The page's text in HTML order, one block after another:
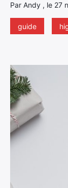
Par Andy , le 27
guide